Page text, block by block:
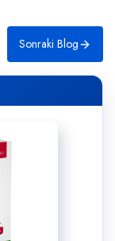
Sonraki Blog